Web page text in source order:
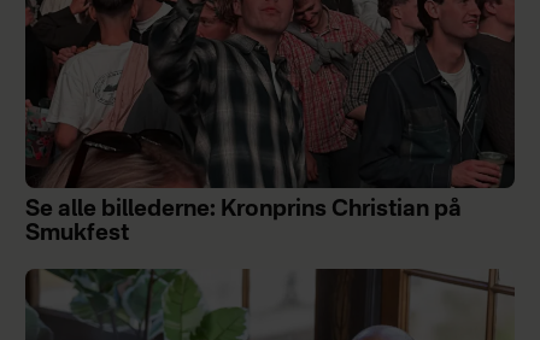
Se alle billederne: Kronprins Christian på
Smukfest